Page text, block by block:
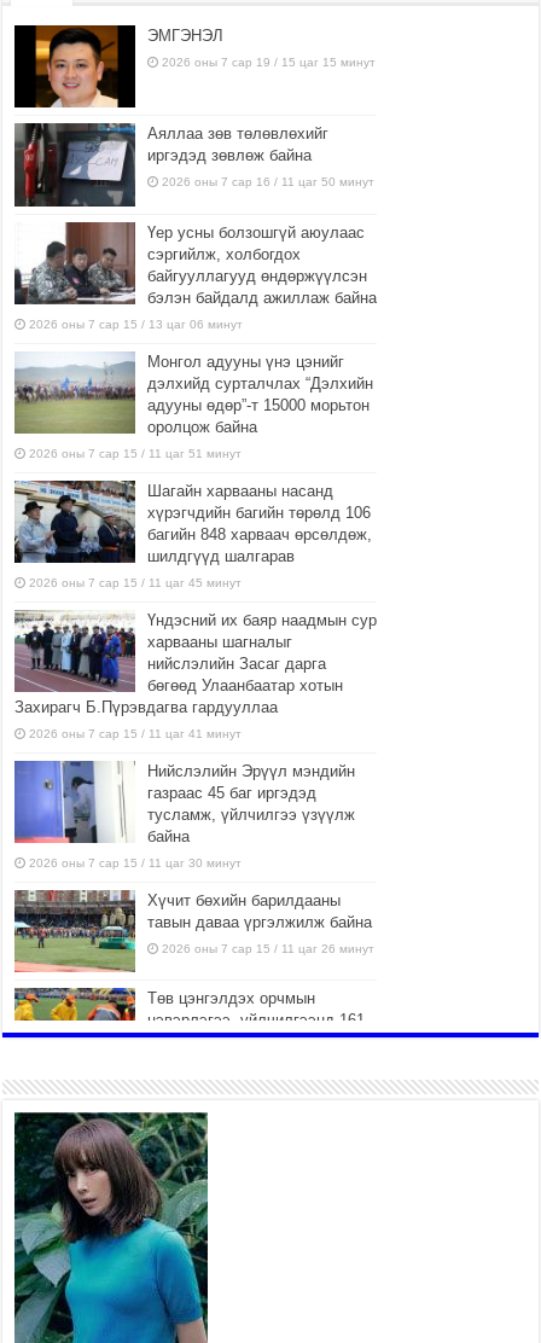
ЭМГЭНЭЛ
2026 оны 7 сар 19 / 15 цаг 15 минут
Аяллаа зөв төлөвлөхийг
иргэдэд зөвлөж байна
2026 оны 7 сар 16 / 11 цаг 50 минут
Үер усны болзошгүй аюулаас
сэргийлж, холбогдох
байгууллагууд өндөржүүлсэн
бэлэн байдалд ажиллаж байна
2026 оны 7 сар 15 / 13 цаг 06 минут
Монгол адууны үнэ цэнийг
дэлхийд сурталчлах “Дэлхийн
адууны өдөр”-т 15000 морьтон
оролцож байна
2026 оны 7 сар 15 / 11 цаг 51 минут
Шагайн харвааны насанд
хүрэгчдийн багийн төрөлд 106
багийн 848 харваач өрсөлдөж,
шилдгүүд шалгарав
2026 оны 7 сар 15 / 11 цаг 45 минут
Үндэсний их баяр наадмын сур
харвааны шагналыг
нийслэлийн Засаг дарга
бөгөөд Улаанбаатар хотын
Захирагч Б.Пүрэвдагва гардууллаа
2026 оны 7 сар 15 / 11 цаг 41 минут
Нийслэлийн Эрүүл мэндийн
газраас 45 баг иргэдэд
тусламж, үйлчилгээ үзүүлж
байна
2026 оны 7 сар 15 / 11 цаг 30 минут
Хүчит бөхийн барилдааны
тавын даваа үргэлжилж байна
2026 оны 7 сар 15 / 11 цаг 26 минут
Төв цэнгэлдэх орчмын
цэвэрлэгээ, үйлчилгээнд 161
ажилтан, 27 техниктэй
2026 оны 7 сар 15 / 11 цаг 22 минут
Наадмын амралтын өдрүүдэд
нийслэлийн эрүүл мэндийн
байгууллагууд дараах
хуваарийн дагуу ажиллана
2026 оны 7 сар 15 / 11 цаг 18 минут
Үндэсний их баяр наадам
эхэллээ
2026 оны 7 сар 15 / 11 цаг 14 минут